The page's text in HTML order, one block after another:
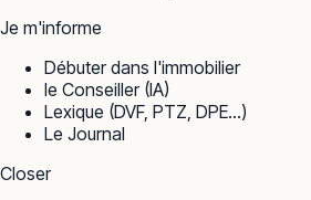
Je m'informe
Débuter dans l'immobilier
le Conseiller (IA)
Lexique (DVF, PTZ, DPE…)
Le Journal
Closer